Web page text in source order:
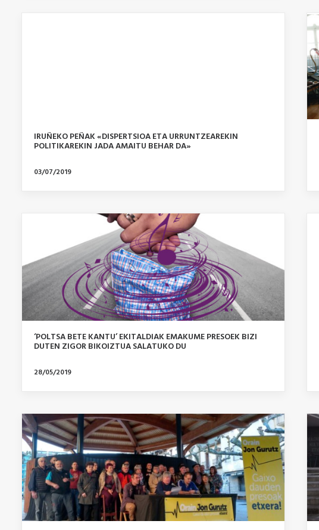
IRUÑEKO PEÑAK «DISPERTSIOA ETA URRUNTZEAREKIN
POLITIKAREKIN JADA AMAITU BEHAR DA»
03/07/2019
‘POLTSA BETE KANTU’ EKITALDIAK EMAKUME PRESOEK BIZI
DUTEN ZIGOR BIKOIZTUA SALATUKO DU
28/05/2019